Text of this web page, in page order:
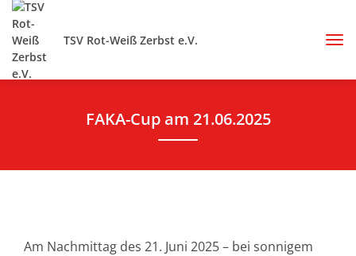
TSV Rot-Weiß Zerbst e.V.
FAKA-Cup am 21.06.2025
Am Nachmittag des 21. Juni 2025 – bei sonnigem